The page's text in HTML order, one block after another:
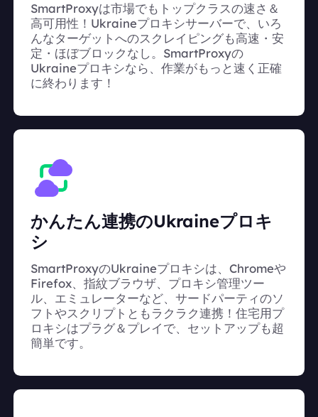
SmartProxyは市場でもトップクラスの速さ＆
高可用性！Ukraineプロキシサーバーで、いろ
んなターゲットへのスクレイピングも高速・安
定・ほぼブロックなし。SmartProxyの
Ukraineプロキシなら、作業がもっと速く正確
に終わります！
かんたん連携のUkraineプロキ
シ
SmartProxyのUkraineプロキシは、Chromeや
Firefox、指紋ブラウザ、プロキシ管理ツー
ル、エミュレーターなど、サードパーティのソ
フトやスクリプトともラクラク連携！住宅用プ
ロキシはプラグ＆プレイで、セットアップも超
簡単です。